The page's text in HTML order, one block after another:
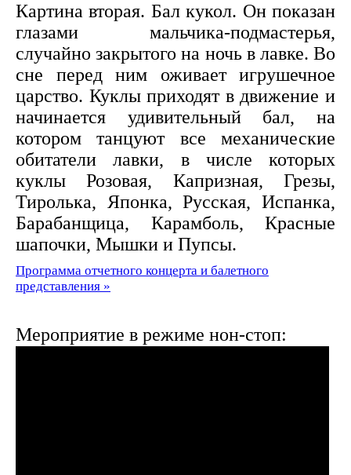
Картина вторая. Бал кукол. Он показан
глазами мальчика-подмастерья,
случайно закрытого на ночь в лавке. Во
сне перед ним оживает игрушечное
царство. Куклы приходят в движение и
начинается удивительный бал, на
котором танцуют все механические
обитатели лавки, в числе которых
куклы Розовая, Капризная, Грезы,
Тиролька, Японка, Русская, Испанка,
Барабанщица, Карамболь, Красные
шапочки, Мышки и Пупсы.
Программа отчетного концерта и балетного
представления »
Мероприятие в режиме нон-стоп: